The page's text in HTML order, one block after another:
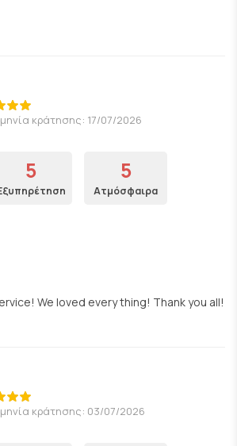
κράτησης: 17/07/2026
5 5
Ατμόσφαιρα
We loved every thing! Thank you all!
κράτησης: 03/07/2026